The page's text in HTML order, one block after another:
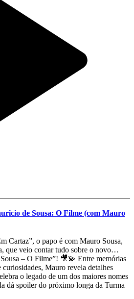
de Sousa: O Filme (com Mauro
Cartaz”, o papo é com Mauro Sousa,
que veio contar tudo sobre o novo
Filme”! 🎥💫 Entre memórias
curiosidades, Mauro revela detalhes
o legado de um dos maiores nomes
dá spoiler do próximo longa da Turma